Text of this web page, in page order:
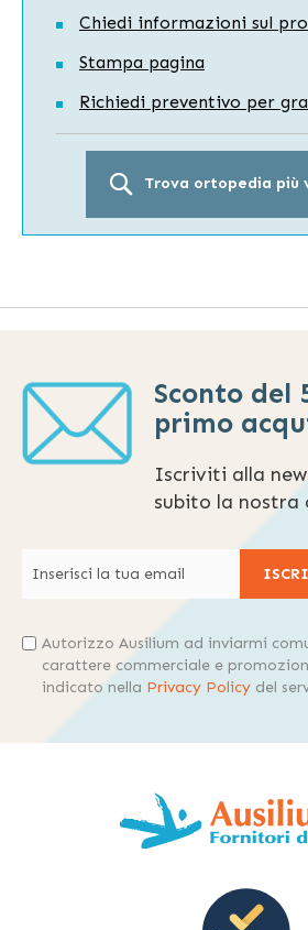
Chiedi informazioni sul
Stampa pagina
Richiedi preventivo per
Trova ortopedia più
Sconto del
primo
Iscriviti alla
subito la nostra
Autorizzo Ausilium ad inviarmi
carattere commerciale e
indicato nella Privacy Policy del